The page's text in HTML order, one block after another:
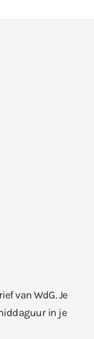
van WdG. Je
in je